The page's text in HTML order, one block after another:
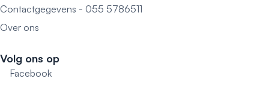
Contactgegevens - 055 5786511
Over ons
Volg ons op
Facebook